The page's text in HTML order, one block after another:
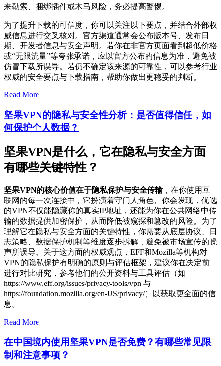
来勒索、捆绑插件或木马风险，务必提高警惕。
为了提升下载的可信度，你可以关注以下要点，并结合外部权
威信息进行交叉核对。官方渠道通常会公布版本号、发布日
期、开发者信息与安全声明。若你在非官方页面看到超低价格
或“无限流量”等夸张承诺，应以官方公布的信息为准，避免被
仿冒下载所误导。若仍不确定该来源的可靠性，可以参考行业
权威的安全要点与下载指南，帮助你做出更稳妥的判断。
Read More
坚果VPN的隐私与安全性分析：是否值得信任，如
何保护个人数据？
坚果VPN是什么，它在隐私与安全方面
有哪些关键特性？
坚果VPN的核心价值在于隐私保护与安全传输，在你使用互
联网的每一次连接中，它扮演着守门人角色。你会发现，优选
的VPN不仅能隐藏你的真实IP地址，还能为你在公共网络中传
输的数据提供加密保护，从而降低被窥探和篡改的风险。为了
理解它在隐私与安全方面的关键特性，你需要从底层协议、日
志策略、数据保护机制等维度逐步拆解，避免被市场宣传的噪
声所误导。关于这方面的权威观点，EFF和Mozilla等机构对
VPN的隐私保护有明确的原则与评估框架，建议你在决定前
进行对比研究，参考他们的公开资料与工具评估（如
https://www.eff.org/issues/privacy-tools/vpn 与
https://foundation.mozilla.org/en-US/privacy/）以获取更全面的信
息。
Read More
在中国境内使用坚果VPN是否免费？有哪些常见限
制和注意事项？